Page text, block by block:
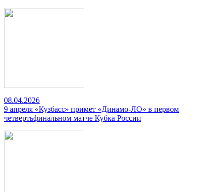
08.04.2026
9 апреля «Кузбасс» примет «Динамо-ЛО» в первом
четвертьфинальном матче Кубка России